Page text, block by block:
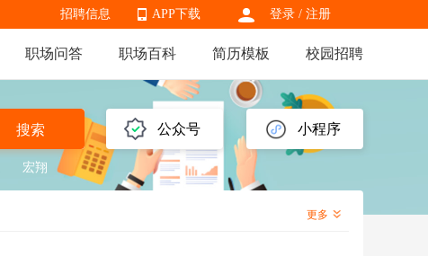
登录 / 注册
APP下载
APP下载
招聘信息
职场问答 职场百科 简历模板 校园招聘
公众号 小程序
搜索
宏翔
更多